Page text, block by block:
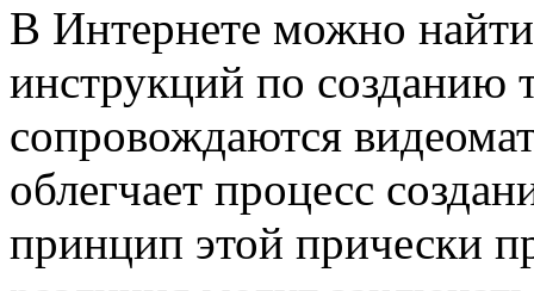
В Интернете можно
инструкций по созданию
сопровождаются
облегчает процесс
принцип этой прически